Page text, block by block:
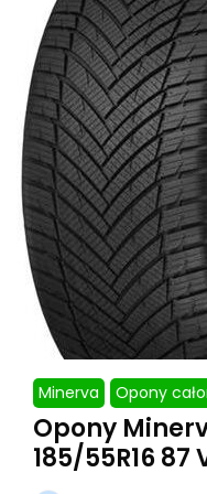
Minerva Opony
Opony
185/55R16 87